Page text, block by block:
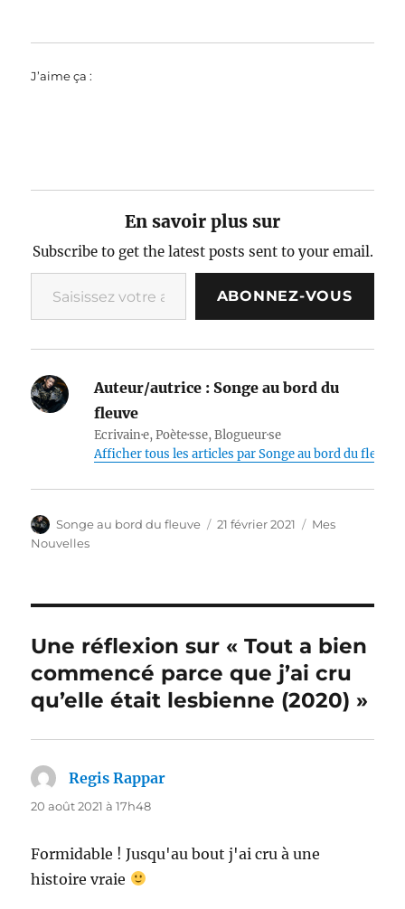
J’aime ça :
En savoir plus sur
Subscribe to get the latest posts sent to your email.
Saisissez votre adresse e-mail…
ABONNEZ-VOUS
Auteur/autrice : Songe au bord du
fleuve
Ecrivain·e, Poète·sse, Blogueur·se
Afficher tous les articles par Songe au bord du fleuve
Auteur
Songe au bord du fleuve
Publié
21 février 2021 Catégories
Mes
Nouvelles
Une réflexion sur « Tout a bien
commencé parce que j’ai cru
qu’elle était lesbienne (2020) »
Regis Rappar
20 août 2021 à 17h48
Formidable ! Jusqu'au bout j'ai cru à une
histoire vraie